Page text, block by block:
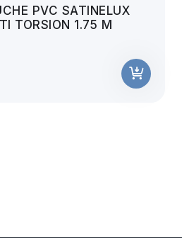
PVC SATINELUX
TORSION 1.75 M